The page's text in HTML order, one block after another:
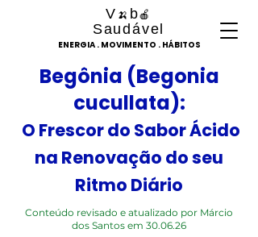
ENERGIA . MOVIMENTO . HÁBITOS
V 🍌 b🍎
Saudável
Begônia (Begonia
cucullata):
O Frescor do Sabor Ácido
na Renovação do seu
Ritmo Diário
Conteúdo revisado e atualizado por Márcio
dos Santos em 30.06.26